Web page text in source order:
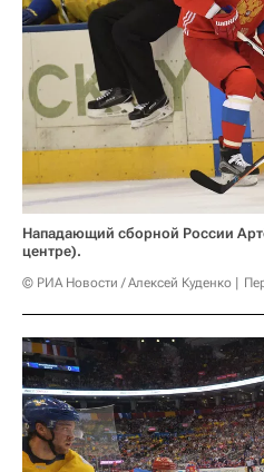
Нападающий сборной России
центре).
© РИА Новости / Алексей Куденко